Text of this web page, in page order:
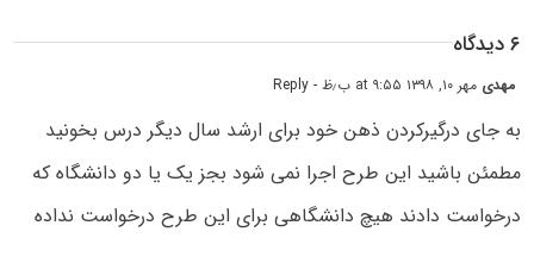
۶ دیدگاه
مهدی مهر ۱۰, ۱۳۹۸ at ۹:۵۵ ب٫ظ - Reply
به جای درگیرکردن ذهن خود برای ارشد سال دیگر درس بخونید
مطمئن باشید این طرح اجرا نمی شود بجز یک یا دو دانشگاه که
درخواست دادند هیچ دانشگاهی برای این طرح درخواست نداده